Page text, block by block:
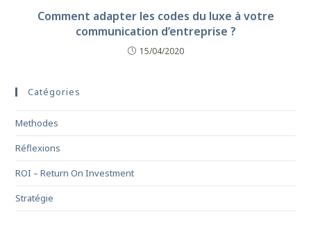
Comment adapter les codes du luxe à votre
communication d’entreprise ?
15/04/2020
Catégories
Methodes
Réflexions
ROI – Return On Investment
Stratégie